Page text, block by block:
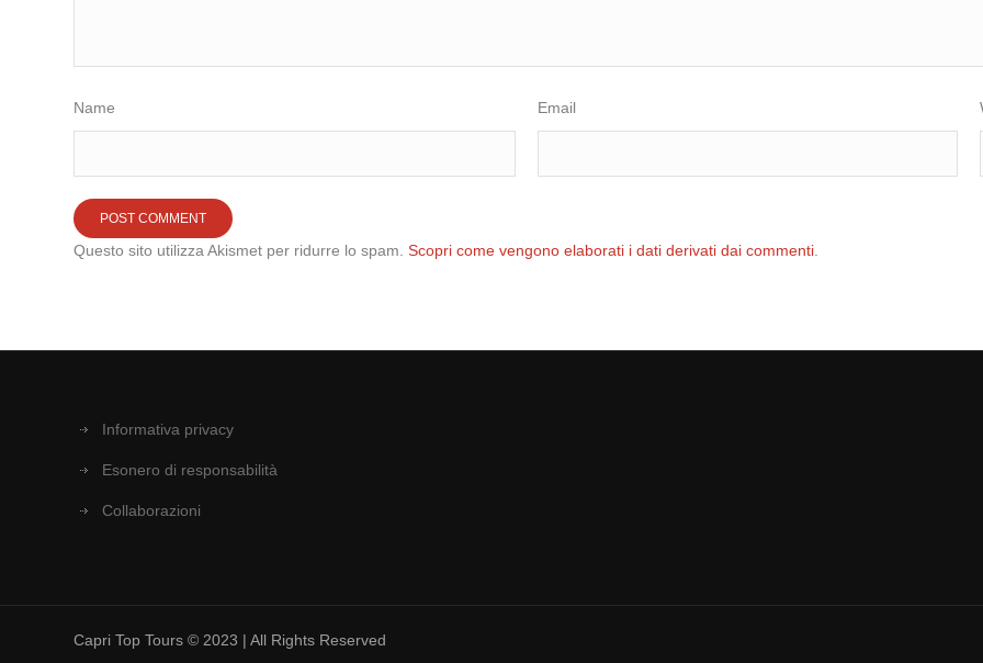
Name Email
Questo sito utilizza Akismet per ridurre lo spam.Scopri come vengono elaborati i dati derivati dai commenti
Informativa privacy
Esonero di responsabilità
Collaborazioni
Capri Top Tours © 2023 | All Rights Reserved